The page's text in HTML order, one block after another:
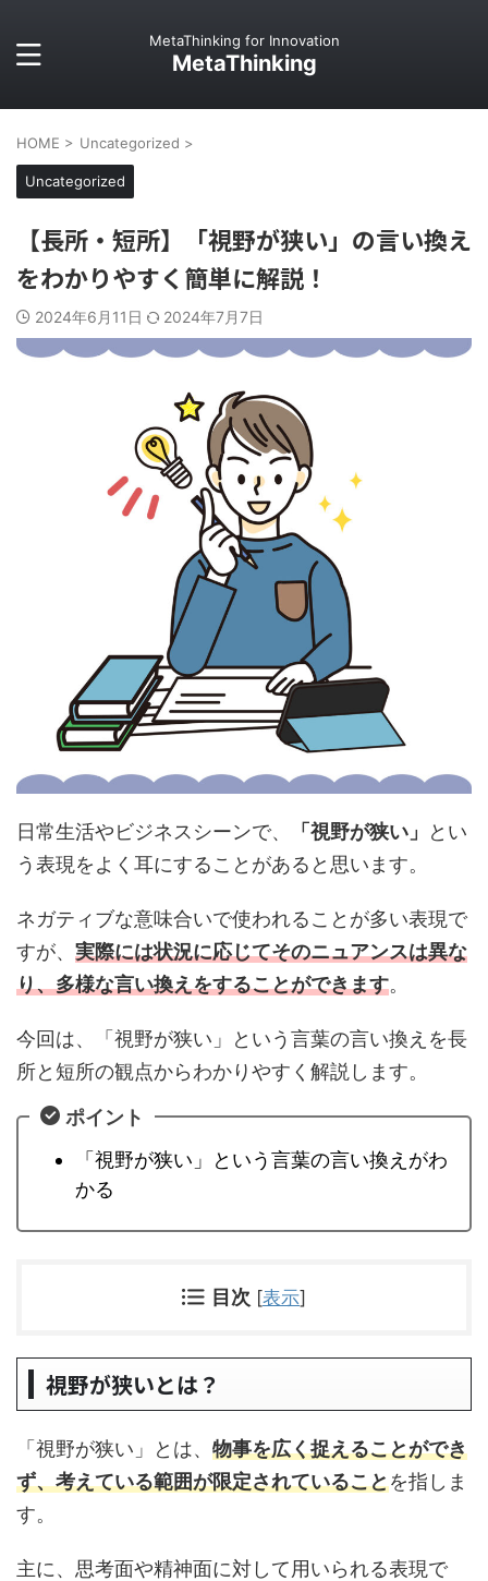
MetaThinking for Innovation
MetaThinking
HOME > Uncategorized >
Uncategorized
【長所・短所】「視野が狭い」の言い換え
をわかりやすく簡単に解説！
2024年6月11日 2024年7月7日
日常生活やビジネスシーンで、 「視野が狭い」
とい
う表現をよく耳にすることがあると思います。
ネガティブな意味合いで使われることが多い表現で
すが、 実際には状況に応じてそのニュアンスは異な
り、多様な言い換えをすることができます。
今回は、「視野が狭い」という言葉の言い換えを長
所と短所の観点からわかりやすく解説します。
ポイント
「視野が狭い」という言葉の言い換えがわ
かる
目次 [表示]
視野が狭いとは？
「視野が狭い」とは、 物事を広く捉えることができ
ず、考えている範囲が限定されていることを指しま
す。
主に、思考面や精神面に対して用いられる表現で